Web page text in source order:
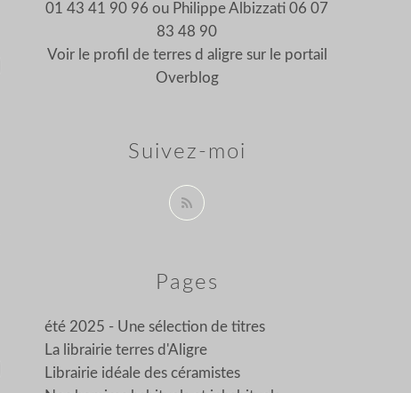
Pages
été 2025 - Une sélection de titres
La librairie terres d'Aligre
Librairie idéale des céramistes
01 43 41 90 96 ou Philippe Albizzati 06 07
83 48 90
Voir le profil de terres d aligresur le portail
Overblog
Suivez-moi